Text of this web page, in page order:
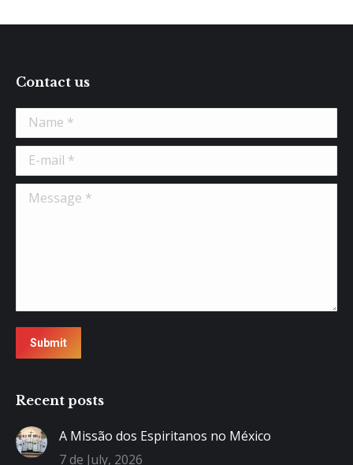
Contact us
Name *
E-mail *
Message *
Submit
Recent posts
A Missão dos Espiritanos no México
7 de July, 2026